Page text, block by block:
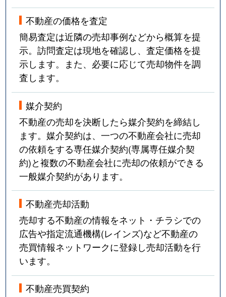
不動産の価格を査定
簡易査定は近隣の売却事例などから概算を提
示。訪問査定は現地を確認し、査定価格を提
示します。また、必要に応じて売却物件を調
査します。
媒介契約
不動産の売却を決断したら媒介契約を締結し
ます。媒介契約は、一つの不動産会社に売却
の依頼をする専任媒介契約(専属専任媒介契
約)と複数の不動産会社に売却の依頼ができる
一般媒介契約があります。
不動産売却活動
売却する不動産の情報をネット・チラシでの
広告や指定流通機構(レインズ)など不動産の
売買情報ネットワークに登録し売却活動を行
います。
不動産売買契約